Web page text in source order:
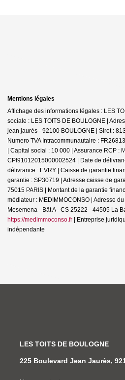
Mentions légales
Affichage des informations légales : LES
sociale : LES TOITS DE BOULOGNE |
jean jaurès - 92100 BOULOGNE | Siret :
Numero TVA Intracommunautaire :
| Capital social : 10 000 | Assurance RCP :
CPI91012015000002524 | Date de
délivrance : EVRY | Caisse de garantie
garantie : SP30719 | Adresse caisse de
75015 PARIS | Montant de la garantie
médiateur : MEDIMMOCONSO | Adresse
Mesemena - Bât A - CS 25222 - 44505 La
https://medimmoconso.fr | Entreprise
indépendante
LES TOITS DE BOULOGNE
225 Boulevard Jean Jaurès,